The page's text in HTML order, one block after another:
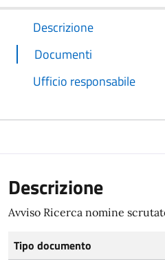
Descrizione
Documenti
Ufficio responsabile
Descrizione
Avviso Ricerca nomine
Tipo documento